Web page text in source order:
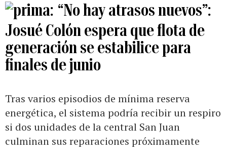
“No hay atrasos nuevos”:
Josué Colón espera que flota de
generación se estabilice para
finales de junio
Tras varios episodios de mínima reserva
energética, el sistema podría recibir un respiro
si dos unidades de la central San Juan
culminan sus reparaciones próximamente